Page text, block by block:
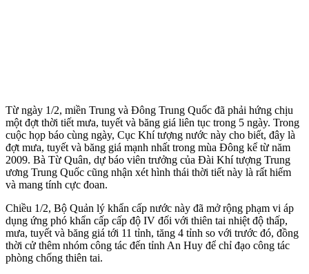
Từ ngày 1/2, miền Trung và Đông Trung Quốc đã phải hứng chịu
một đợt thời tiết mưa, tuyết và băng giá liên tục trong 5 ngày. Trong
cuộc họp báo cùng ngày, Cục Khí tượng nước này cho biết, đây là
đợt mưa, tuyết và băng giá mạnh nhất trong mùa Đông kể từ năm
2009. Bà Từ Quân, dự báo viên trưởng của Đài Khí tượng Trung
ương Trung Quốc cũng nhận xét hình thái thời tiết này là rất hiếm
và mang tính cực đoan.
Chiều 1/2, Bộ Quản lý khẩn cấp nước này đã mở rộng phạm vi áp
dụng ứng phó khẩn cấp cấp độ IV đối với thiên tai nhiệt độ thấp,
mưa, tuyết và băng giá tới 11 tỉnh, tăng 4 tỉnh so với trước đó, đồng
thời cử thêm nhóm công tác đến tỉnh An Huy để chỉ đạo công tác
phòng chống thiên tai.